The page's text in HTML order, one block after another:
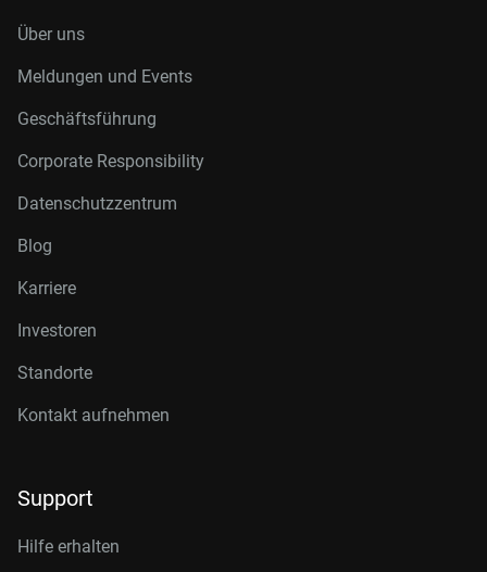
Über uns
Meldungen und Events
Geschäftsführung
Corporate Responsibility
Datenschutzzentrum
Blog
Karriere
Investoren
Standorte
Kontakt aufnehmen
Support
Hilfe erhalten